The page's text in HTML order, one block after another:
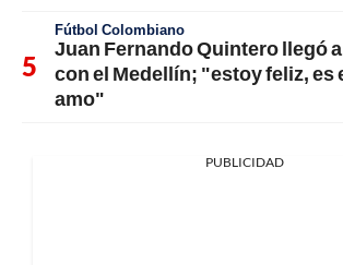
Fútbol Colombiano
Juan Fernando Quintero llegó
con el Medellín; "estoy feliz, es
amo"
PUBLICIDAD